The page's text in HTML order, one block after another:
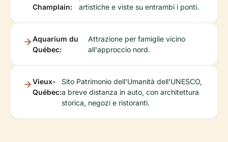
Champlain:
artistiche e viste su entrambi i ponti.
Aquarium du
Québec:
Attrazione per famiglie vicino
all'approccio nord.
Vieux-
Québec:
Sito Patrimonio dell'Umanità dell'UNESCO,
a breve distanza in auto, con architettura
storica, negozi e ristoranti.